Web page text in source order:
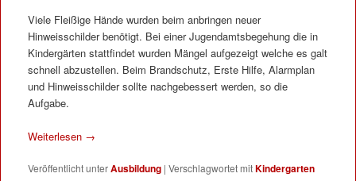
Viele Fleißige Hände wurden beim anbringen neuer
Hinweisschilder benötigt. Bei einer Jugendamtsbegehung die in
Kindergärten stattfindet wurden Mängel aufgezeigt welche es galt
schnell abzustellen. Beim Brandschutz, Erste Hilfe, Alarmplan
und Hinweisschilder sollte nachgebessert werden, so die
Aufgabe.
Weiterlesen →
Veröffentlicht unterAusbildung | Verschlagwortet mitKindergarten